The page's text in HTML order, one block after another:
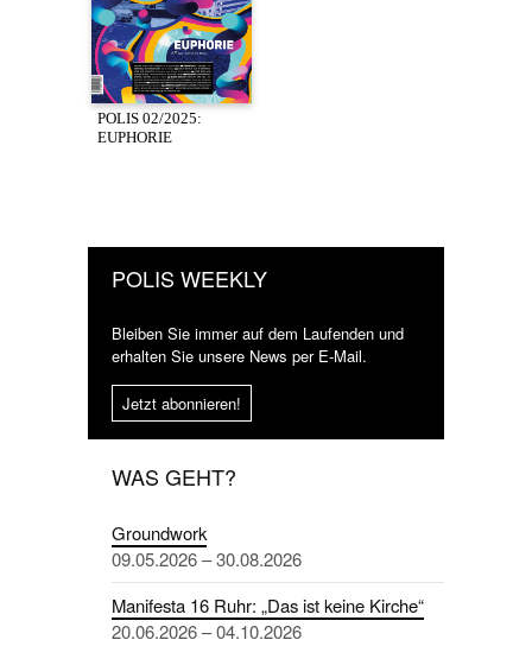
POLIS 02/2025:
EUPHORIE
POLIS WEEKLY
Bleiben Sie immer auf dem Laufenden und
erhalten Sie unsere News per E-Mail.
Jetzt abonnieren!
WAS GEHT?
Groundwork
09.05.2026 – 30.08.2026
Manifesta 16 Ruhr: „Das ist keine Kirche“
20.06.2026 – 04.10.2026